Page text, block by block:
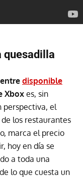
quesadilla
disponible
Xboxes, sin
perspectiva, el
de los restaurantes
marca el precio
hoy en día se
a toda una
lo que cuesta un